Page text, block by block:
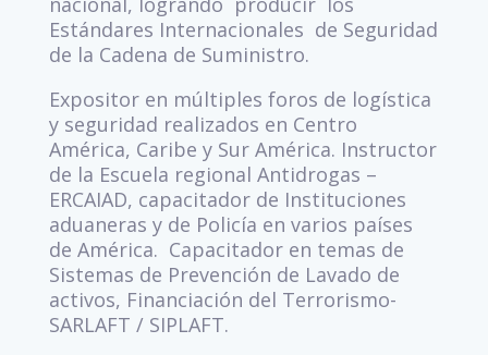
Estándares Internacionales de Seguridad
de la Cadena de Suministro.
Expositor en múltiples foros de logística
y seguridad realizados en Centro
América, Caribe y Sur América. Instructor
de la Escuela regional Antidrogas –
ERCAIAD, capacitador de Instituciones
aduaneras y de Policía en varios países
de América. Capacitador en temas de
Sistemas de Prevención de Lavado de
activos, Financiación del Terrorismo-
SARLAFT / SIPLAFT.